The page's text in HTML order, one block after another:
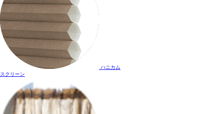
ハニカム
スクリーン